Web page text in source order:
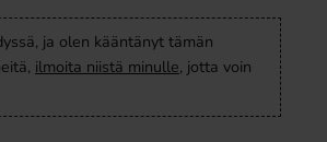
ja olen kääntänyt tämän
ilmoita niistä minulle, jotta voin